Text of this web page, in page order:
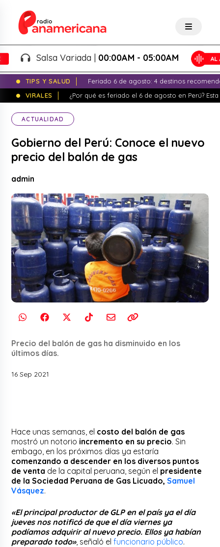
Salsa Variada |00:00AM - 05:00AM
TIPS Y SALUD
Feriado 6 de agosto: 4 destinos
VIRALES
¿Por qué es feriado el 6 de agosto en Perú?
ACTUALIDAD
Gobierno del Perú: Conoce el nuevo
precio del balón de gas
admin
Precio del balón de gas ha disminuido en los
últimos días.
16 Sep 2021
Hace unas semanas, el costo del balón de gas
mostró un notorio incremento en su precio. Sin
embago, en los próximos días ya estaría
comenzando a descender en los diversos puntos
de venta de la capital peruana, según el presidente
de la Sociedad Peruana de Gas Licuado,Samuel
Vásquez.
«El principal productor de GLP en el país ya el día
jueves nos notificó de que el día viernes ya
podíamos adquirir al nuevo precio. Ellos ya habían
preparado todo», señaló elfuncionario público.